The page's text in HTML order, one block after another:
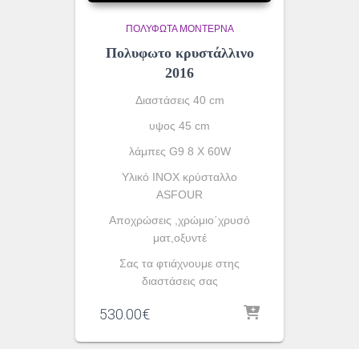
ΠΟΛΎΦΩΤΑ ΜΟΝΤΈΡΝΑ
Πολυφωτο κρυστάλλινο
2016
Διαστάσεις 40 cm
υψος 45 cm
λάμπες G9 8 X 60W
Υλικό INOX κρύσταλλο
ASFOUR
Αποχρώσεις ,χρώμιο΄χρυσό
ματ,οξυντέ
Σας τα φτιάχνουμε στης
διαστάσεις σας
530.00€